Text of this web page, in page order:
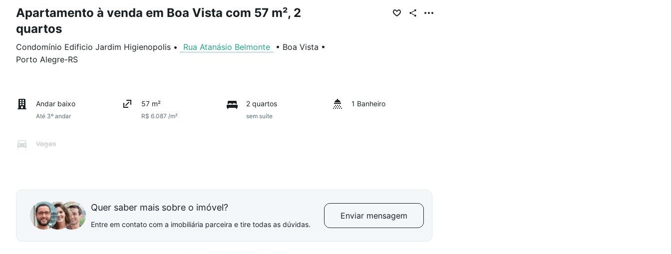
Apartamento à venda em Boa Vista com 57 m², 2
quartos
Condomínio Edificio Jardim Higienopolis • Rua Atanásio Belmonte • Boa Vista •
Porto Alegre-RS
Andar baixo
Até 3º andar
57 m²
R$ 6.087 /m²
2 quartos
sem suíte
1 Banheiro
Vagas
Quer saber mais sobre o imóvel?
Entre em contato com a imobiliária parceira e tire todas as dúvidas.
Enviar mensagem